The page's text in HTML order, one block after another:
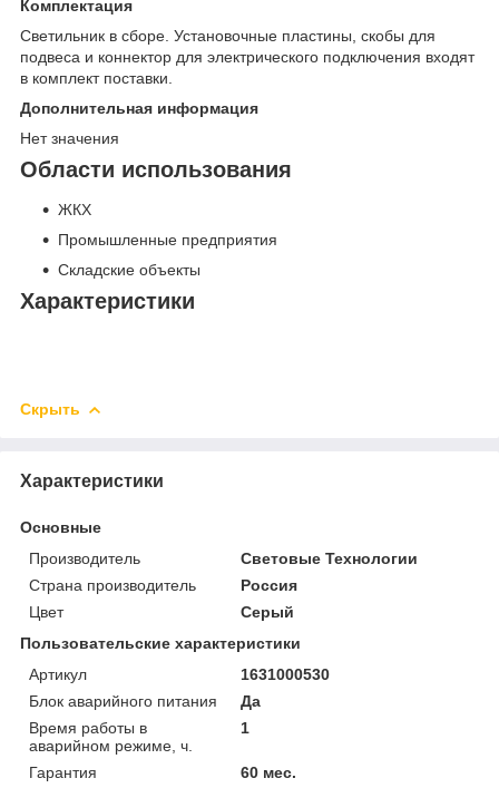
Комплектация
Светильник в сборе. Установочные пластины, скобы для
подвеса и коннектор для электрического подключения входят
в комплект поставки.
Дополнительная информация
Нет значения
Области использования
ЖКХ
Промышленные предприятия
Складские объекты
Характеристики
Скрыть
Характеристики
Основные
Производитель
Световые Технологии
Страна производитель
Россия
Цвет
Серый
Пользовательские характеристики
Артикул
1631000530
Блок аварийного питания
Да
Время работы в
аварийном режиме, ч.
1
Гарантия 60 мес.